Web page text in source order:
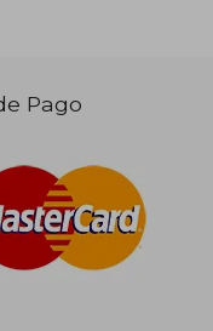
dcto.
Pago